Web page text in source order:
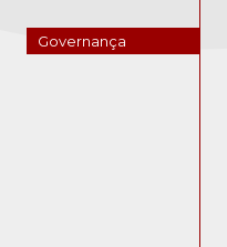
Governança